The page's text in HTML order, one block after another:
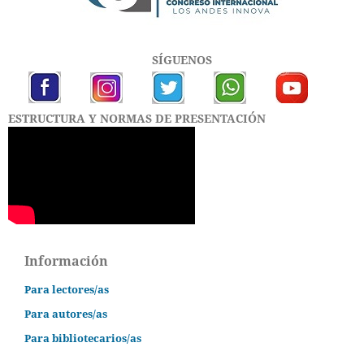
SÍGUENOS
ESTRUCTURA Y NORMAS DE PRESENTACIÓN
Información
Para lectores/as
Para autores/as
Para bibliotecarios/as